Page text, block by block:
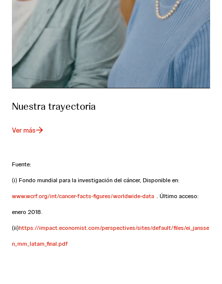
Nuestra trayectoria
Ver más
Fuente:
(i) Fondo mundial para la investigación del cáncer, Disponible en:
www.wcrf.org/int/cancer-facts-figures/worldwide-data . Último acceso:
enero 2018.
(ii)https://impact.economist.com/perspectives/sites/default/files/ei_jansse
n_mm_latam_final.pdf